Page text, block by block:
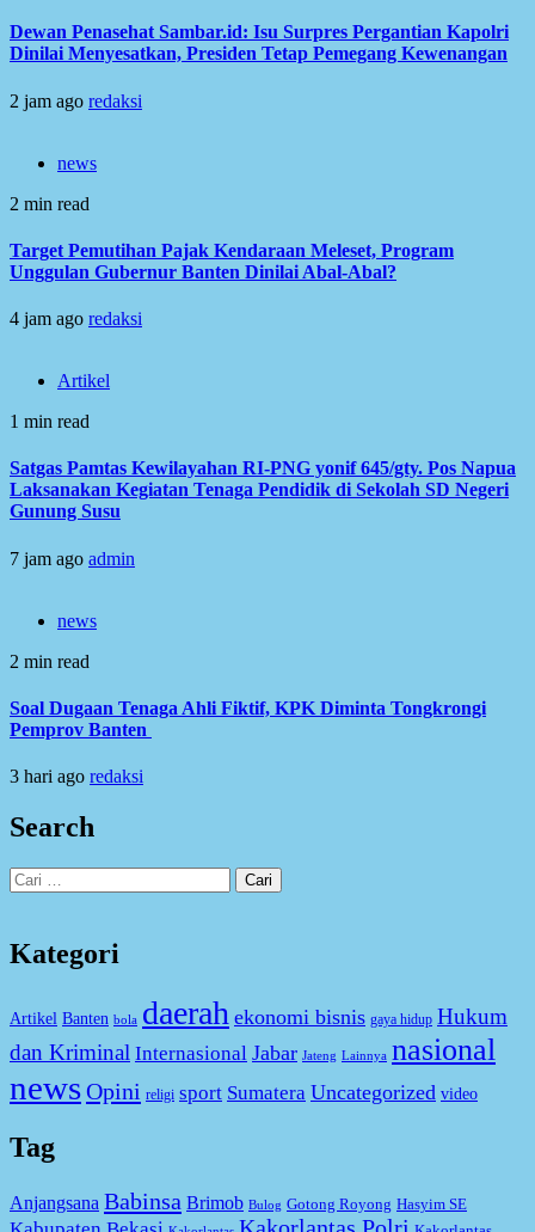
Dewan Penasehat Sambar.id: Isu Surpres Pergantian Kapolri
Dinilai Menyesatkan, Presiden Tetap Pemegang Kewenangan
2 jam ago redaksi
news
2 min read
Target Pemutihan Pajak Kendaraan Meleset, Program
Unggulan Gubernur Banten Dinilai Abal-Abal?
4 jam ago redaksi
Artikel
1 min read
Satgas Pamtas Kewilayahan RI-PNG yonif 645/gty. Pos Napua
Laksanakan Kegiatan Tenaga Pendidik di Sekolah SD Negeri
Gunung Susu
7 jam ago admin
news
2 min read
Soal Dugaan Tenaga Ahli Fiktif, KPK Diminta Tongkrongi
Pemprov Banten
3 hari ago redaksi
Search
Cari
untuk:
Kategori
Artikel Banten bola daerah ekonomi bisnis gaya hidup Hukum
dan Kriminal Internasional Jabar Jateng Lainnya nasional
newsOpini religi sport Sumatera Uncategorized video
Tag
Anjangsana Babinsa Brimob Bulog Gotong Royong Hasyim SE